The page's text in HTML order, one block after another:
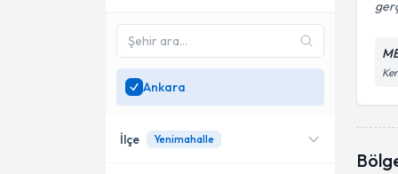
Ankara
İlçe Yenimahalle